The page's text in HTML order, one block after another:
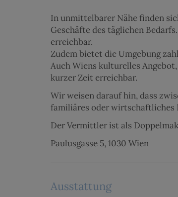
In unmittelbarer Nähe finden
Geschäfte des täglichen
erreichbar.
Zudem bietet die Umgebung
Auch Wiens kulturelles
kurzer Zeit erreichbar.
Wir weisen darauf hin, dass
familiäres oder wirtschaftliches
Der Vermittler ist als
Paulusgasse 5, 1030 Wien
Ausstattung